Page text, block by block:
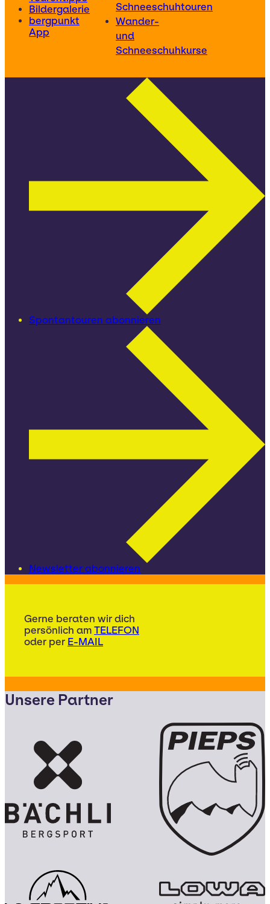
Bildergalerie
bergpunkt
App
Schneeschuhtouren
Wander-
und
Schneeschuhkurse
Spontantouren abonnieren
Newsletter abonnieren
Gerne beraten wir dich
persönlich am TELEFON
oder per E-MAIL
Unsere Partner